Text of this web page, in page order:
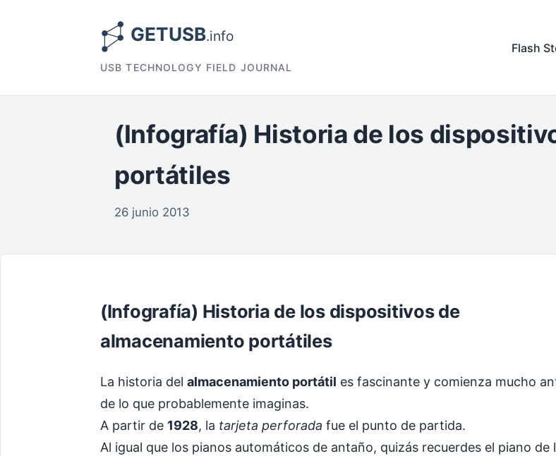
USB TECHNOLOGY FIELD JOURNAL
Flash
(Infografía) Historia de los
portátiles
26 junio 2013
(Infografía) Historia de los dispositivos de
almacenamiento portátiles
La historia del almacenamiento portátil es fascinante y comienza mucho
de lo que probablemente imaginas.
A partir de 1928, la tarjeta perforada fue el punto de partida.
Al igual que los pianos automáticos de antaño, quizás recuerdes el piano de